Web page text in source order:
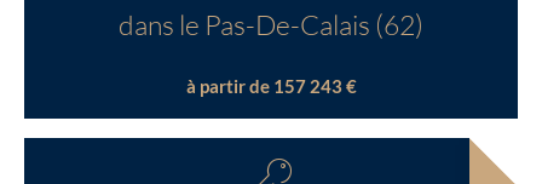
dans le Pas-De-Calais (62)
à partir de 157 243 €